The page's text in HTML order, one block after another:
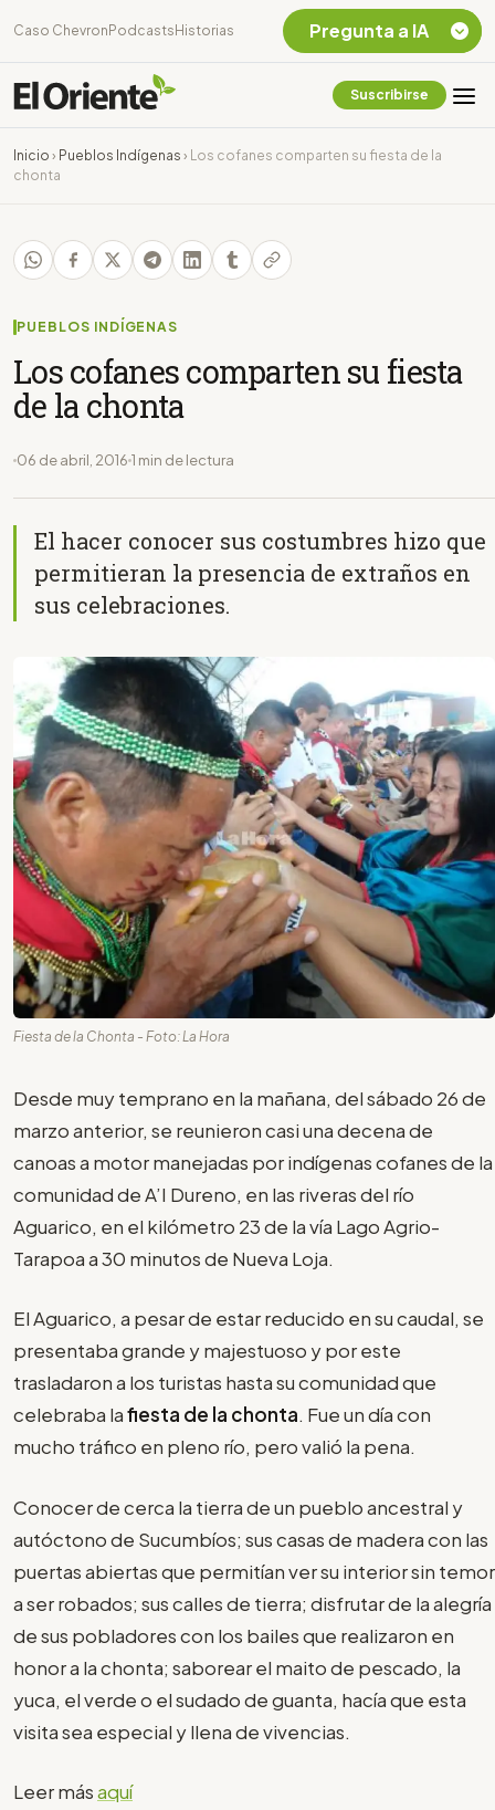
Caso Chevron Podcasts Historias
Suscribirse
Inicio › Pueblos Indígenas ›
Los cofanes comparten su fiesta de la
chonta
PUEBLOS INDÍGENAS
Los cofanes comparten su fiesta
de la chonta
06 de abril, 2016 1 min de lectura
El hacer conocer sus costumbres hizo que
permitieran la presencia de extraños en
sus celebraciones.
Fiesta de la Chonta - Foto: La Hora
Desde muy temprano en la mañana, del sábado 26 de
marzo anterior, se reunieron casi una decena de
canoas a motor manejadas por indígenas cofanes de la
comunidad de A’I Dureno, en las riveras del río
Aguarico, en el kilómetro 23 de la vía Lago Agrio-
Tarapoa a 30 minutos de Nueva Loja.
El Aguarico, a pesar de estar reducido en su caudal, se
presentaba grande y majestuoso y por este
trasladaron a los turistas hasta su comunidad que
celebraba lafiesta de la chonta. Fue un día con
mucho tráfico en pleno río, pero valió la pena.
Conocer de cerca la tierra de un pueblo ancestral y
autóctono de Sucumbíos; sus casas de madera con las
puertas abiertas que permitían ver su interior sin temor
a ser robados; sus calles de tierra; disfrutar de la alegría
de sus pobladores con los bailes que realizaron en
honor a la chonta; saborear el maito de pescado, la
yuca, el verde o el sudado de guanta, hacía que esta
visita sea especial y llena de vivencias.
Leer másaquí
Pregunta a IA
Chevron Ecuador